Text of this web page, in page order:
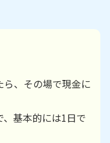
、その場で現金に
基本的には1日で